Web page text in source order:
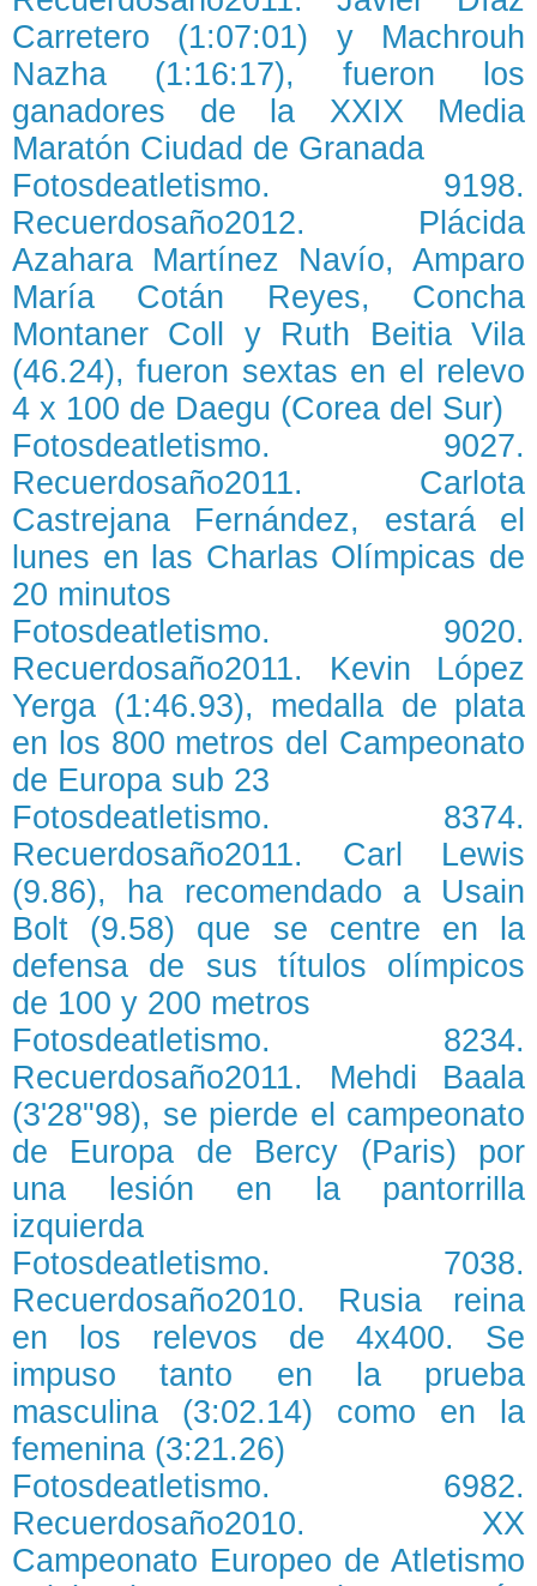
Carretero (1:07:01) y Machrouh
Nazha (1:16:17), fueron los
ganadores de la XXIX Media
Maratón Ciudad de Granada
Fotosdeatletismo. 9198.
Recuerdosaño2012. Plácida
Azahara Martínez Navío, Amparo
María Cotán Reyes, Concha
Montaner Coll y Ruth Beitia Vila
(46.24), fueron sextas en el relevo
4 x 100 de Daegu (Corea del Sur)
Fotosdeatletismo. 9027.
Recuerdosaño2011. Carlota
Castrejana Fernández, estará el
lunes en las Charlas Olímpicas de
20 minutos
Fotosdeatletismo. 9020.
Recuerdosaño2011. Kevin López
Yerga (1:46.93), medalla de plata
en los 800 metros del Campeonato
de Europa sub 23
Fotosdeatletismo. 8374.
Recuerdosaño2011. Carl Lewis
(9.86), ha recomendado a Usain
Bolt (9.58) que se centre en la
defensa de sus títulos olímpicos
de 100 y 200 metros
Fotosdeatletismo. 8234.
Recuerdosaño2011. Mehdi Baala
(3'28"98), se pierde el campeonato
de Europa de Bercy (Paris) por
una lesión en la pantorrilla
izquierda
Fotosdeatletismo. 7038.
Recuerdosaño2010. Rusia reina
en los relevos de 4x400. Se
impuso tanto en la prueba
masculina (3:02.14) como en la
femenina (3:21.26)
Fotosdeatletismo. 6982.
Recuerdosaño2010. XX
Campeonato Europeo de Atletismo